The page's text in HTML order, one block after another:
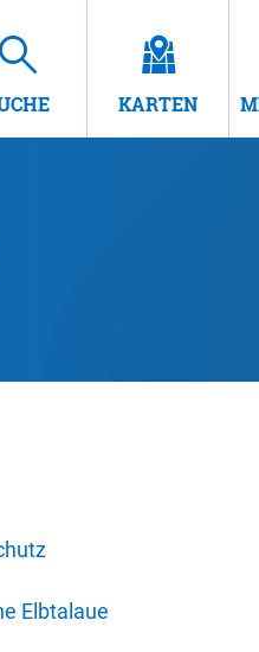
KARTEN
Elbtalaue